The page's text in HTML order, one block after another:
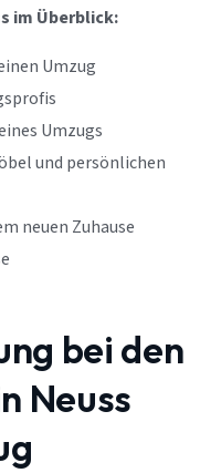
im Überblick:
Umzug
Umzugs
und persönlichen
neuen Zuhause
bei den
Neuss